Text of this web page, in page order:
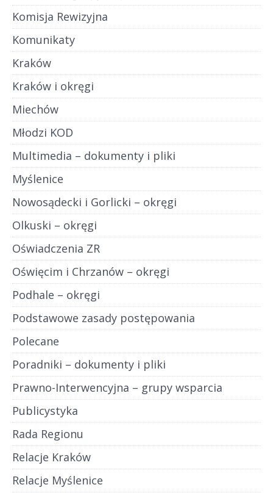
Komisja Rewizyjna
Komunikaty
Kraków
Kraków i okręgi
Miechów
Młodzi KOD
Multimedia – dokumenty i pliki
Myślenice
Nowosądecki i Gorlicki – okręgi
Olkuski – okręgi
Oświadczenia ZR
Oświęcim i Chrzanów – okręgi
Podhale – okręgi
Podstawowe zasady postępowania
Polecane
Poradniki – dokumenty i pliki
Prawno-Interwencyjna – grupy wsparcia
Publicystyka
Rada Regionu
Relacje Kraków
Relacje Myślenice